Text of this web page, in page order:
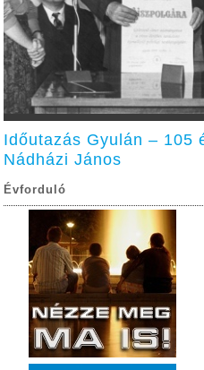
Időutazás Gyulán – 105
Nádházi János
Évforduló